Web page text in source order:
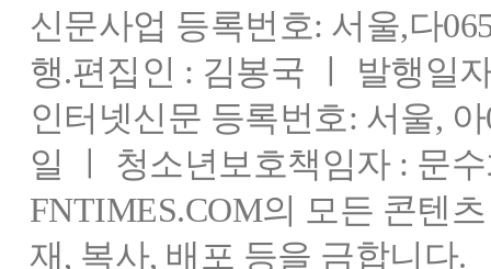
신문사업 등록번호: 서울,다
행.편집인 : 김봉국 ㅣ 발행일
인터넷신문 등록번호: 서울,
일 ㅣ 청소년보호책임자 : 문
FNTIMES.COM의 모든 콘텐
재, 복사, 배포 등을 금합니다.